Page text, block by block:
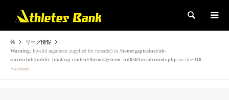
検索
リーグ情報
Warning: Invalid argument supplied for foreach() in /home/gaptrainer/ab-
soccer.club/public_html/wp-content/themes/gensen_tcd050/breadcrumb.php on line 110
Facebook